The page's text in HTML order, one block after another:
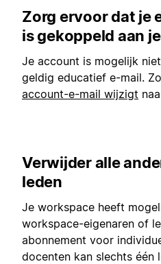
Zorg ervoor dat je
is gekoppeld aan
Je account is mogelijk
geldig educatief e-mail.
account-e-mail wijzigt
Verwijder alle
leden
Je workspace heeft
workspace-eigenaren of
abonnement voor
docenten kan slechts één